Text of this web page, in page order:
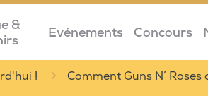
&
Evénements Concours
! Comment Guns N’